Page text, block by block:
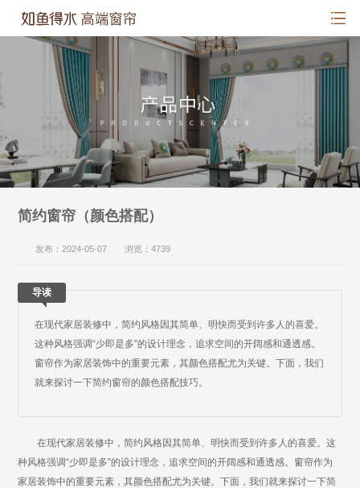
简约窗帘（颜色搭配）
发布：2024-05-07 浏览：4739
导读
在现代家居装修中，简约风格因其简单、明快而受到许多人的喜爱。
这种风格强调“少即是多”的设计理念，追求空间的开阔感和通透感。
窗帘作为家居装饰中的重要元素，其颜色搭配尤为关键。下面，我们
就来探讨一下简约窗帘的颜色搭配技巧。
在现代家居装修中，简约风格因其简单、明快而受到许多人的喜爱。这
种风格强调“少即是多”的设计理念，追求空间的开阔感和通透感。窗帘作为
家居装饰中的重要元素，其颜色搭配尤为关键。下面，我们就来探讨一下简